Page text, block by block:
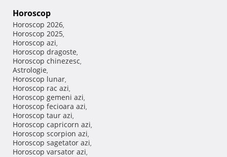
Horoscop
Horoscop 2026,
Horoscop 2025,
Horoscop azi,
Horoscop dragoste,
Horoscop chinezesc,
Astrologie,
Horoscop lunar,
Horoscop rac azi,
Horoscop gemeni azi,
Horoscop fecioara azi,
Horoscop taur azi,
Horoscop capricorn azi,
Horoscop scorpion azi,
Horoscop sagetator azi,
Horoscop varsator azi,